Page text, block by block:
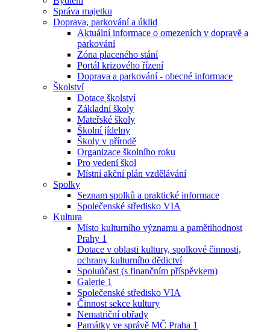
Správa majetku
Doprava, parkování a úklid
Aktuální informace o omezeních v dopravě a
parkování
Zóna placeného stání
Portál krizového řízení
Doprava a parkování - obecné informace
Školství
Dotace školství
Základní školy
Mateřské školy
Školní jídelny
Školy v přírodě
Organizace školního roku
Pro vedení škol
Místní akční plán vzdělávání
Spolky
Seznam spolků a praktické informace
Společenské středisko VIA
Kultura
Místo kulturního významu a pamětihodnost
Prahy 1
Dotace v oblasti kultury, spolkové činnosti,
ochrany kulturního dědictví
Spoluúčast (s finančním příspěvkem)
Galerie 1
Společenské středisko VIA
Činnost sekce kultury
Nematriční obřady
Památky ve správě MČ Praha 1